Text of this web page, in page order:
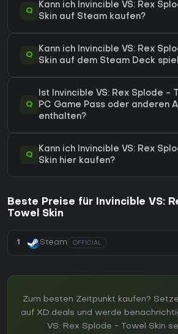
Q
Kann ich Invincible VS: Rex
Skin auf Steam kaufen?
Q
Kann ich Invincible VS: Rex
Skin auf dem Steam Deck
Q
Ist Invincible VS: Rex Splode -
PC Game Pass oder anderen
enthalten?
Q
Kann ich Invincible VS: Rex
Skin hier kaufen?
Beste Preise für Invincible VS:
Towel Skin
1 Steam OFFICIAL
Zum besten Zeitpunkt kaufen?
auf XD.deals und werde
VS: Rex Splode - Towel Skin